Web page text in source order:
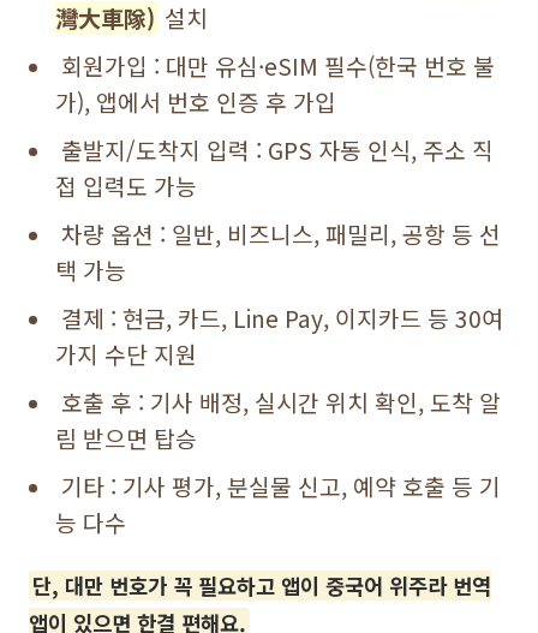
灣大車隊) 설치
회원가입 : 대만 유심·eSIM 필수(한국 번호 불
가), 앱에서 번호 인증 후 가입
출발지/도착지 입력 : GPS 자동 인식, 주소 직
접 입력도 가능
차량 옵션 : 일반, 비즈니스, 패밀리, 공항 등 선
택 가능
결제 : 현금, 카드, Line Pay, 이지카드 등 30여
가지 수단 지원
호출 후 : 기사 배정, 실시간 위치 확인, 도착 알
림 받으면 탑승
기타 : 기사 평가, 분실물 신고, 예약 호출 등 기
능 다수
단, 대만 번호가 꼭 필요하고 앱이 중국어 위주라 번역
앱이 있으면 한결 편해요.